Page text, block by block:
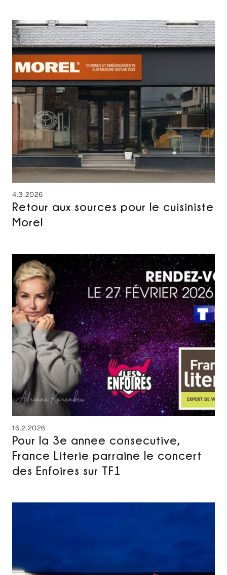
4.3.2026
Retour aux sources pour le cuisiniste
Morel
16.2.2026
Pour la 3e annee consecutive,
France Literie parraine le concert
des Enfoires sur TF1